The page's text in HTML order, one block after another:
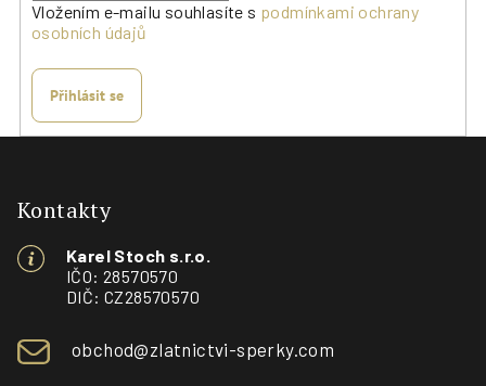
Vložením e-mailu souhlasíte s podmínkami ochrany
osobních údajů
Přihlásit se
Kontakty
Karel Stoch s.r.o.
IČO: 28570570
DIČ: CZ28570570
obchod@zlatnictvi-sperky.com